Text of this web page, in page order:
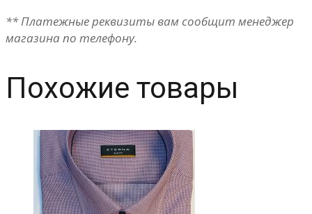
** Платежные реквизиты вам сообщит менеджер
магазина по телефону.
Похожие товары